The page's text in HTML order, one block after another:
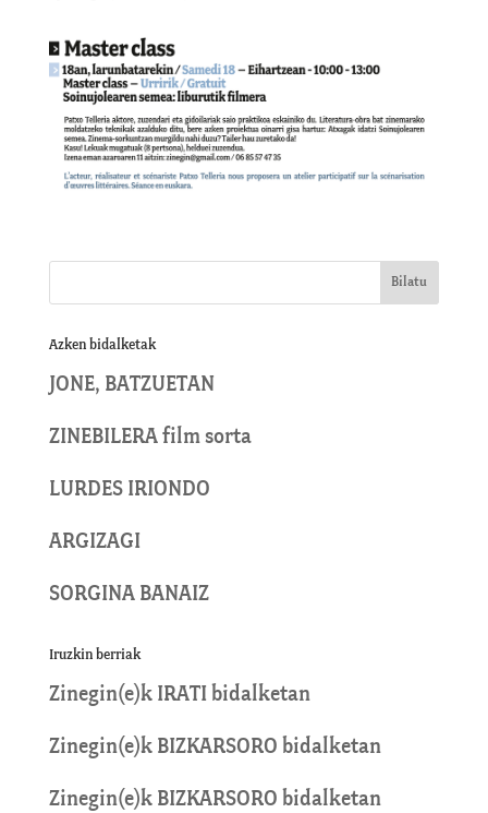
Azken bidalketak
JONE, BATZUETAN
ZINEBILERA film sorta
LURDES IRIONDO
ARGIZAGI
SORGINA BANAIZ
Iruzkin berriak
Zinegin(e)k IRATI bidalketan
Zinegin(e)k BIZKARSORO bidalketan
Zinegin(e)k BIZKARSORO bidalketan